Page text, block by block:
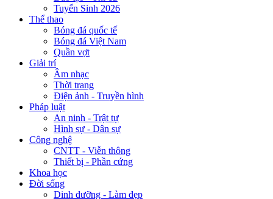
Tuyển Sinh 2026
Thể thao
Bóng đá quốc tế
Bóng đá Việt Nam
Quần vợt
Giải trí
Âm nhạc
Thời trang
Điện ảnh - Truyền hình
Pháp luật
An ninh - Trật tự
Hình sự - Dân sự
Công nghệ
CNTT - Viễn thông
Thiết bị - Phần cứng
Khoa học
Đời sống
Dinh dưỡng - Làm đẹp